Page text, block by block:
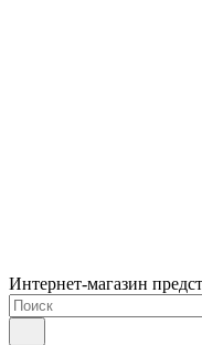
Интернет-магазин